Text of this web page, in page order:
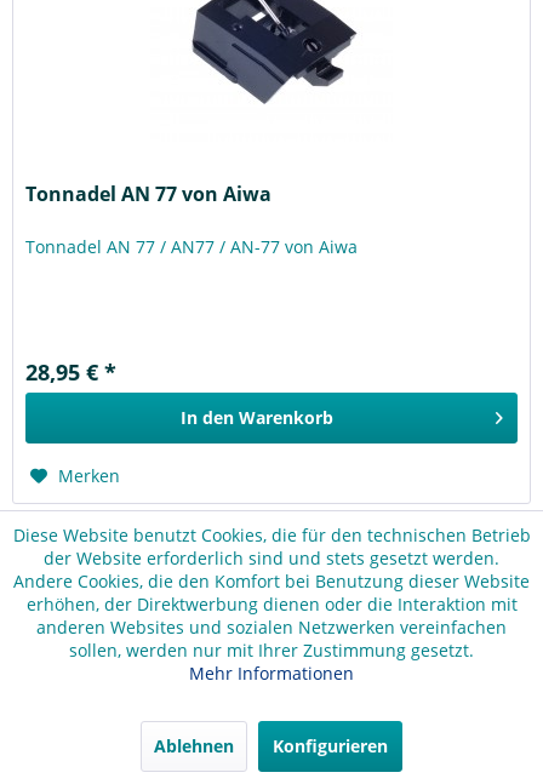
Tonnadel AN 77 von Aiwa
Tonnadel AN 77 / AN77 / AN-77 von Aiwa
28,95 € *
In den Warenkorb
Merken
Diese Website benutzt Cookies, die für den technischen Betrieb
der Website erforderlich sind und stets gesetzt werden.
Andere Cookies, die den Komfort bei Benutzung dieser Website
erhöhen, der Direktwerbung dienen oder die Interaktion mit
anderen Websites und sozialen Netzwerken vereinfachen
sollen, werden nur mit Ihrer Zustimmung gesetzt.
Mehr Informationen
Ablehnen Konfigurieren